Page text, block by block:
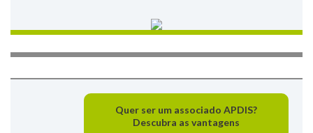
Quer ser um associado APDIS?
Descubra as vantagens